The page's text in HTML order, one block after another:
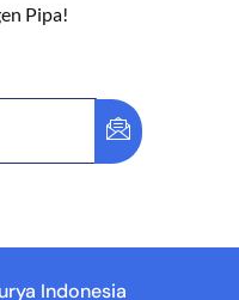
Pipa!
Indonesia